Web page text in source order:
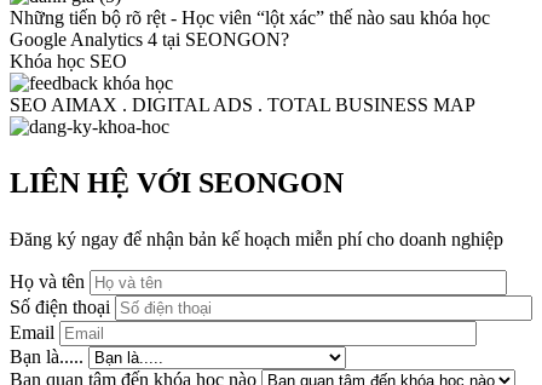
Những tiến bộ rõ rệt - Học viên “lột xác” thế nào sau khóa học
Google Analytics 4 tại SEONGON?
Khóa học SEO
SEO AIMAX . DIGITAL ADS . TOTAL BUSINESS MAP
LIÊN HỆ VỚI SEONGON
Đăng ký ngay để nhận bản kế hoạch miễn phí cho doanh nghiệp
Họ và tên
Số điện thoại
Email
Bạn là.....
Bạn quan tâm đến khóa học nào